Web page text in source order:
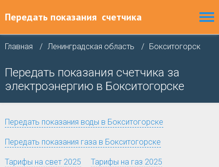
Передать показания счетчика
Главная Ленинградская область Бокситогорск
Передать показания счетчика за
электроэнергию в Бокситогорске
Передать показания воды в Бокситогорске
Передать показания газа в Бокситогорске
Тарифы на свет 2025 Тарифы на газ 2025